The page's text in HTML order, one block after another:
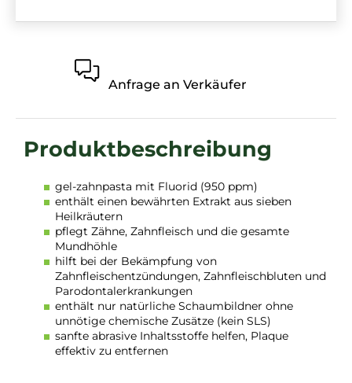
Anfrage an Verkäufer
gel-zahnpasta mit Fluorid (950 ppm)
enthält einen bewährten Extrakt aus sieben
Heilkräutern
pflegt Zähne, Zahnfleisch und die gesamte
Mundhöhle
hilft bei der Bekämpfung von
Zahnfleischentzündungen, Zahnfleischbluten und
Parodontalerkrankungen
enthält nur natürliche Schaumbildner ohne
unnötige chemische Zusätze (kein SLS)
sanfte abrasive Inhaltsstoffe helfen, Plaque
effektiv zu entfernen